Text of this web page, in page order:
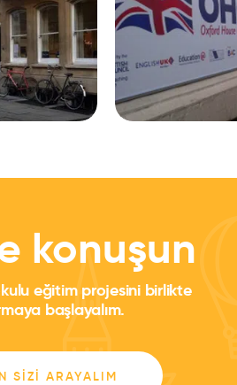
konuşun
eğitim projesini birlikte
başlayalım.
SIZI ARAYALIM